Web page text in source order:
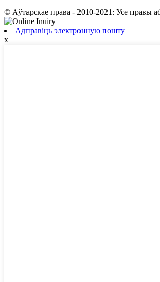
© Аўтарскае права - 2010-2021: Усе правы
Адправіць электронную пошту
x